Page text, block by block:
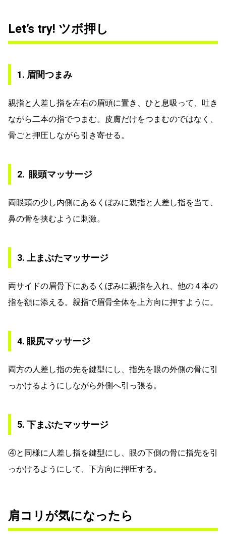
Let’s try! ツボ押し
1. 眉間つまみ
親指と人差し指を左右の眉頭に置き、ひと息吸って、吐き
ながら二本の指でつまむ。皮膚だけをつまむのではなく、
骨ごと押圧しながら引き寄せる。
2. 眼頭マッサージ
両眼頭の少し内側にあるくぼみに親指と人差し指を当て、
鼻の骨を挟むように刺激。
3. 上まぶたマッサージ
両サイドの眉骨下にあるくぼみに親指を入れ、他の４本の
指を額に添える。親指で眉骨全体を上方向に押すように。
4. 眼尻マッサージ
両方の人差し指の先を鍵型にし、指先を眼の外側の骨に引
っかけるようにしながら外側へ引っ張る。
5. 下まぶたマッサージ
④と同様に人差し指を鍵型にし、眼の下側の骨に指先を引
っかけるようにして、下方向に押圧する。
肩コリが気になったら